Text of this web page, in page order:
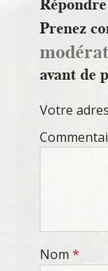
Prenez
avant de
Votre
Nom *